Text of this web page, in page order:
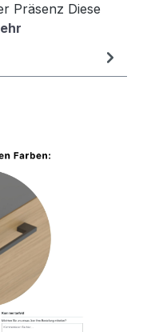
Präsenz Diese